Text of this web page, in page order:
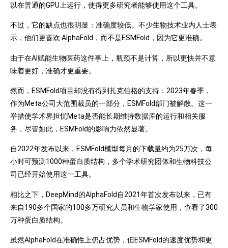
以在普通的GPU上运行，使得更多研究者能够使用这个工具。
不过，它的缺点也很明显：准确度较低。不少生物技术业内人士表
示，他们更喜欢 AlphaFold，而不是ESMFold，因为它更准确。
由于在AI赋能生物医药这件事上，瓶颈不是计算，所以更快并不意
味着更好，准确才更重要。
然而，ESMFold项目却没有得到扎克伯格的支持：2023年春季，
作为Meta公司大范围裁员的一部分，ESMFold部门被解散。这一
举措使学术界担忧Meta是否能长期维持数据库的运行和相关服
务，尽管如此，ESMFold的影响力依然显著。
自2022年发布以来，ESMFold模型每月的下载量约为25万次，每
小时可预测1000种蛋白质结构，多个学术研究团体和生物科技公
司已经开始使用这一工具。
相比之下，DeepMind的AlphaFold自2021年首次发布以来，已有
来自190多个国家的100多万研究人员和生物学家使用，查看了300
万种蛋白质结构。
虽然AlphaFold在准确性上仍占优势，但ESMFold的速度优势和更